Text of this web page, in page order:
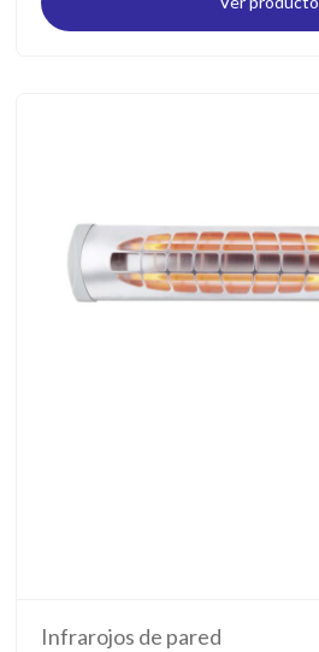
Infrarojos de pared